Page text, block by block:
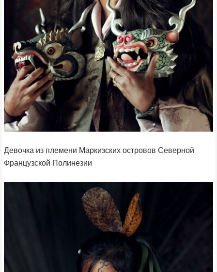
Девочка из племени Маркизских островов Северной
Французской Полинезии